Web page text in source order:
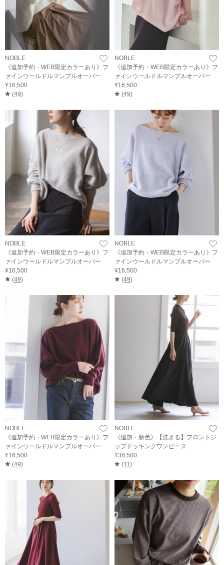
NOBLE
《追加予約・WEB限定カラーあり》フ
ァインウールドルマンプルオーバー
¥16,500
(49)
NOBLE
《追加予約・WEB限定カラーあり》フ
ァインウールドルマンプルオーバー
¥16,500
(49)
NOBLE
《追加予約・WEB限定カラーあり》フ
ァインウールドルマンプルオーバー
¥16,500
(49)
NOBLE
《追加予約・WEB限定カラーあり》フ
ァインウールドルマンプルオーバー
¥16,500
(49)
NOBLE
《追加予約・WEB限定カラーあり》フ
ァインウールドルマンプルオーバー
¥16,500
(49)
NOBLE
《追加・新色》【洗える】フロントジ
ップドッキングワンピース
¥38,500
(11)